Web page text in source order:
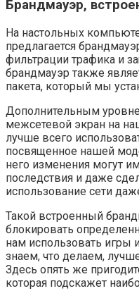
Брандмауэр,
На настольных
предлагается
фильтрации трафика и
брандмауэр также
пакета, который мы
Дополнительным
межсетевой экран на
лучше всего
посвященное нашей
него изменения могут
последствия и даже
использование сети
Такой встроенный
блокировать
нам использовать игры
знаем, что делаем,
Здесь опять же
которая подскажет